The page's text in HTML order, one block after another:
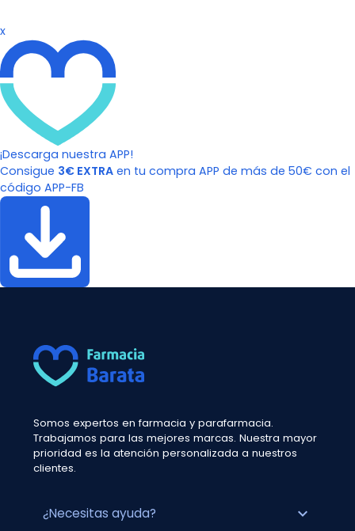
x
¡Descarga nuestra APP!
Consigue 3€ EXTRA en tu compra APP de más de 50€ con el
código APP-FB
Somos expertos en farmacia y parafarmacia.
Trabajamos para las mejores marcas. Nuestra mayor
prioridad es la atención personalizada a nuestros
clientes.
¿Necesitas ayuda? expand_more